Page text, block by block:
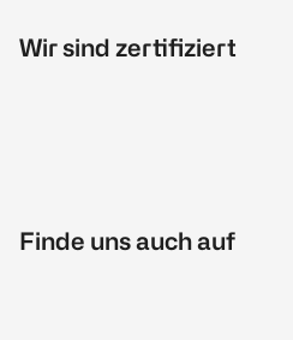
Wir sind zertifiziert
Finde uns auch auf